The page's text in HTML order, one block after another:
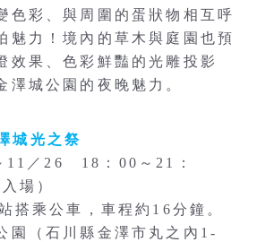
色彩、與周圍的蛋狀物相互呼
魅力！境內的草木與庭園也預
效果、色彩鮮豔的光雕投影
澤城公園的夜晚魅力。
城光之祭
11／26 18：00～21：
場）
搭乘公車，車程約16分鐘。
園（石川縣金澤市丸之內1-